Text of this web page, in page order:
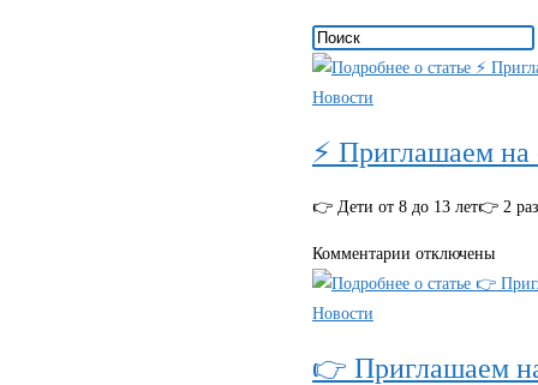
Новости
⚡ Приглашаем
👉 Дети от 8 до 13 лет👉 2
Комментарии к
записи
на
отключены
Новости
👉 Приглашаем